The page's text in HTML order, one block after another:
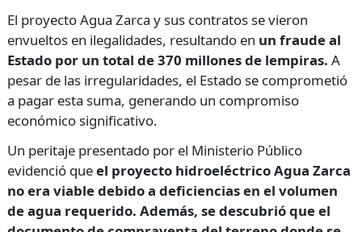
El proyecto Agua Zarca y sus contratos se vieron
envueltos en ilegalidades, resultando en un fraude al
Estado por un total de 370 millones de lempiras. A
pesar de las irregularidades, el Estado se comprometió
a pagar esta suma, generando un compromiso
económico significativo.
Un peritaje presentado por el Ministerio Público
evidenció queel proyecto hidroeléctrico Agua Zarca
no era viable debido a deficiencias en el volumen
de agua requerido. Además, se descubrió que el